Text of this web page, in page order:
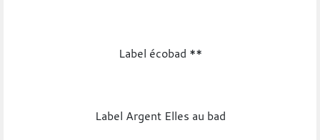
Label écobad **
Label Argent Elles au bad